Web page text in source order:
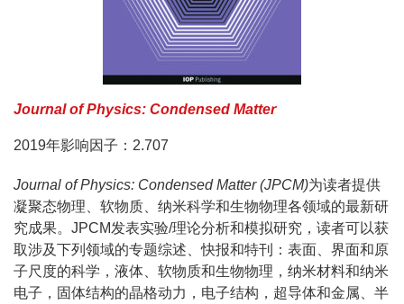
Journal of Physics: Condensed Matter
2019年影响因子：2.707
Journal of Physics: Condensed Matter(JPCM)为读者提供
凝聚态物理、软物质、纳米科学和生物物理各领域的最新研
究成果。JPCM发表实验/理论分析和模拟研究，读者可以获
取涉及下列领域的专题综述、快报和特刊：表面、界面和原
子尺度的科学，液体、软物质和生物物理，纳米材料和纳米
电子，固体结构的晶格动力，电子结构，超导体和金属、半